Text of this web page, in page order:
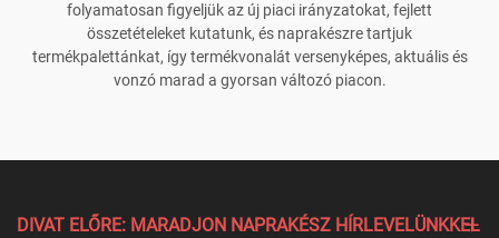
folyamatosan figyeljük az új piaci irányzatokat, fejlett
összetételeket kutatunk, és naprakészre tartjuk
termékpalettánkat, így termékvonalát versenyképes, aktuális és
vonzó marad a gyorsan változó piacon.
DIVAT ELŐRE: MARADJON NAPRAKÉSZ HÍRLEVELÜNKKEL